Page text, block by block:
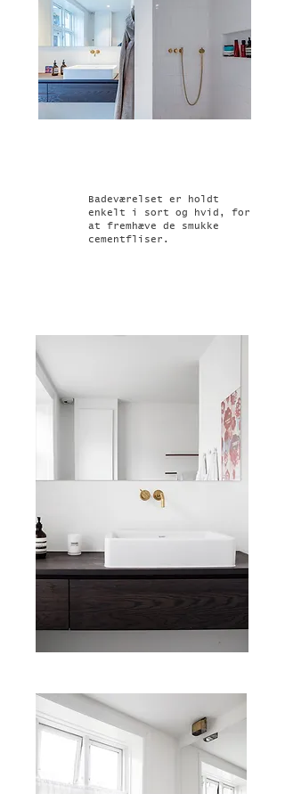
Badeværelset er holdt
enkelt i sort og hvid, for
at fremhæve de smukke
cementfliser.